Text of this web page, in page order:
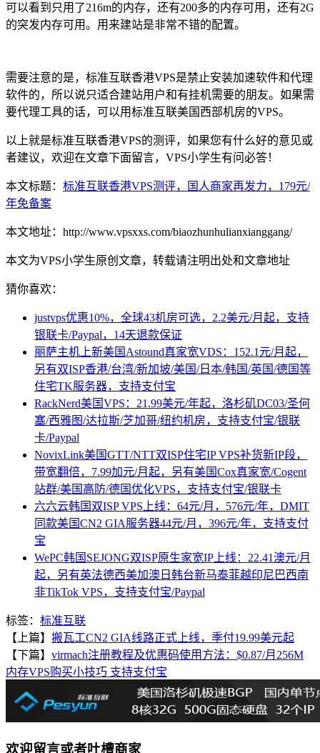
可以看到只用了216m的内存，还有200多的内存可用，还有2G
的突发内存可用。用来建站是非常不错的配置。
需要注意的是，标准互联香港VPS是禁止安装加速软件和代理
软件的，所以说只适合建站用户和有挂机需要的朋友。如果需
要代理工具的话，可以用标准互联美国西部机房的VPS。
以上就是标准互联香港VPS的测评，如果您有什么好的意见或
者建议，欢迎在文章下面留言，VPS小学生有问必答！
本文标题： 标准互联香港VPS测评，国人商家再发力，179元/
年免备案
本文地址：http://www.vpsxxs.com/biaozhunhulianxianggang/
本文为VPS小学生原创文章，转载请注明出处和文章地址
猜你喜欢：
justvps优惠10%，全球43机房可选，2.2美元/月起，支持
银联卡/Paypal，14天退款保证
丽萨主机上新美国Astound真家宽VDS：152.1元/月起，
另有双ISP香港/台湾/新加坡/美国/日本/韩国/英国/德国等
住宅TK服务器，支持支付宝
RackNerd美国VPS：21.99美元/年起，洛杉矶DC03/圣何
塞/西雅图/达拉斯/芝加哥/纽约机房，支持支付宝/银联
卡/Paypal
NovixLink美国GTT/NTT双ISP住宅IP VPS补货新IP段，
带宽翻倍，7.99加元/月起，另有美国Cox真家宽/Cogent
站群/美国高防/德国优化VPS，支持支付宝/银联卡
六六云韩国双ISP VPS上线：64元/月，576元/年，DMIT
同款美国CN2 GIA服务器44元/月，396元/年，支持支付
宝
WePC韩国SEJONG双ISP原生家宽IP上线：22.41澳元/月
起，另有英法德西美加澳日韩台新马泰菲越印尼巴西南
非TikTok VPS，支持支付宝/Paypal
标签： 标准互联
【上篇】 搬瓦工CN2 GIA线路正式上线，季付19.99美元起
【下篇】 virmach注册教程及优惠码使用方法：$0.87/月256M
内存VPS购买小技巧 支持支付宝
欢迎留言或者吐槽商家